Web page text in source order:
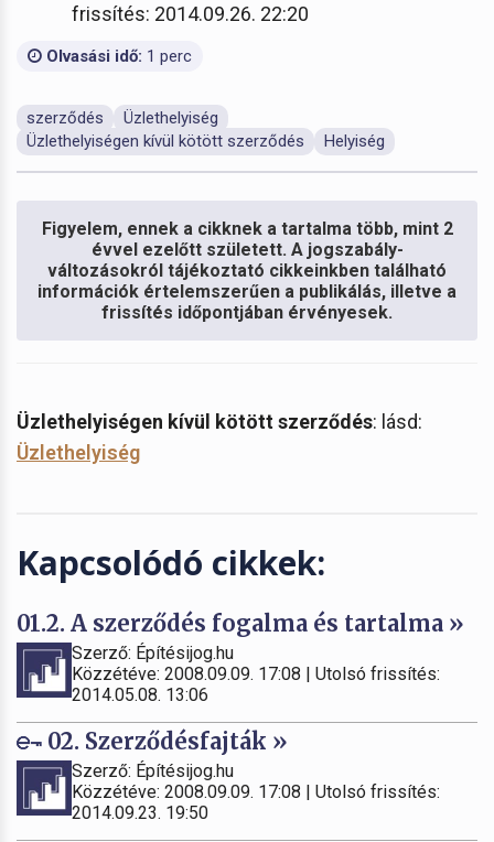
frissítés: 2014.09.26. 22:20
Olvasási idő: 1 perc
szerződés
Üzlethelyiség
Üzlethelyiségen kívül kötött szerződés
Helyiség
Figyelem, ennek a cikknek a tartalma több, mint 2
évvel ezelőtt született. A jogszabály-
változásokról tájékoztató cikkeinkben található
információk értelemszerűen a publikálás, illetve a
frissítés időpontjában érvényesek.
Üzlethelyiségen kívül kötött szerződés: lásd:
Üzlethelyiség
Kapcsolódó cikkek:
01.2. A szerződés fogalma és tartalma »
Szerző: Építésijog.hu
Közzétéve: 2008.09.09. 17:08 | Utolsó frissítés:
2014.05.08. 13:06
02. Szerződésfajták »
Szerző: Építésijog.hu
Közzétéve: 2008.09.09. 17:08 | Utolsó frissítés:
2014.09.23. 19:50